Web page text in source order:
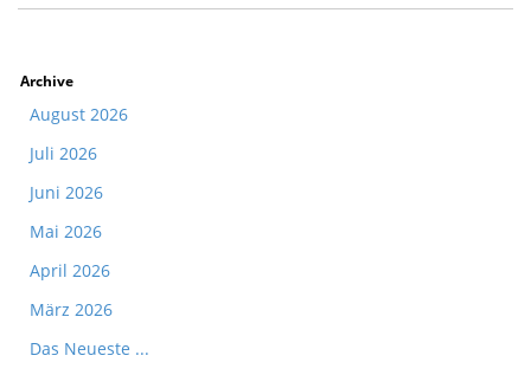
Archive
August 2026
Juli 2026
Juni 2026
Mai 2026
April 2026
März 2026
Das Neueste ...